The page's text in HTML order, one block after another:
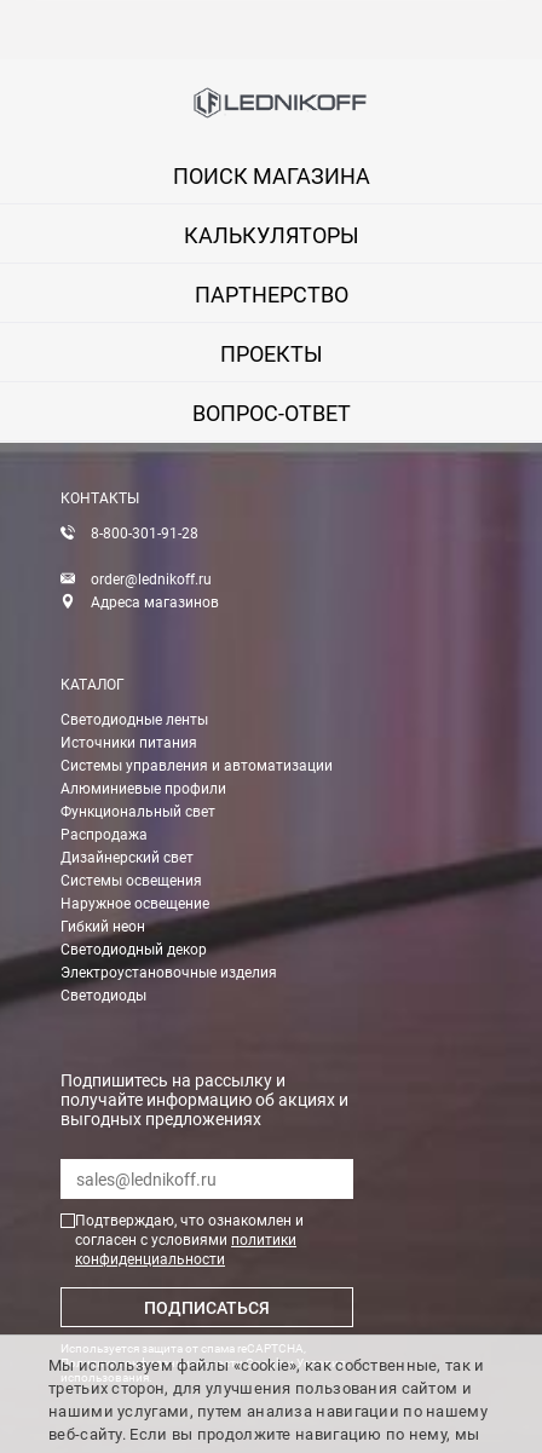
ПОИСК МАГАЗИНА
КАЛЬКУЛЯТОРЫ
ПАРТНЕРСТВО
ПРОЕКТЫ
ВОПРОС-ОТВЕТ
КОНТАКТЫ
8-800-301-91-28
order@lednikoff.ru
Адреса магазинов
КАТАЛОГ
Светодиодные ленты
Источники питания
Системы управления и автоматизации
Алюминиевые профили
Функциональный свет
Распродажа
Дизайнерский свет
Системы освещения
Наружное освещение
Гибкий неон
Светодиодный декор
Электроустановочные изделия
Светодиоды
Подпишитесь на рассылку и
получайте информацию об акциях и
выгодных предложениях
Подтверждаю, что ознакомлен и
согласен с условиями политики
конфиденциальности
ПОДПИСАТЬСЯ
Используется защита от спама reCAPTCHA,
Политика конфиденциальности GoogleиУсловия
использования
Мы используем файлы «cookie», как собственные, так и
третьих сторон, для улучшения пользования сайтом и
нашими услугами, путем анализа навигации по нашему
веб-сайту. Если вы продолжите навигацию по нему, мы